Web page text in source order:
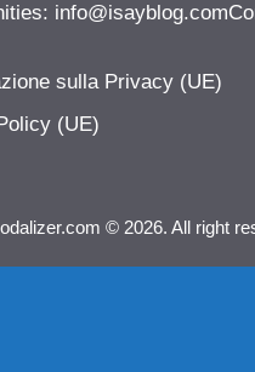
sulla Privacy (UE)
(UE)
© 2026. All right